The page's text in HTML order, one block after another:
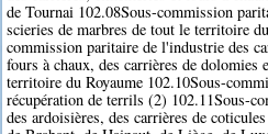
de Tournai 102.08Sous-commission
scieries de marbres de tout le territoire
commission paritaire de l'industrie des
fours à chaux, des carrières de dolomies
territoire du Royaume 102.10Sous-
récupération de terrils (2) 102.11Sous-
des ardoisières, des carrières de